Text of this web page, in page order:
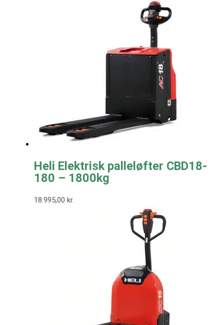
Heli Elektrisk palleløfter CBD18-
180 – 1800kg
18.995,00 kr.